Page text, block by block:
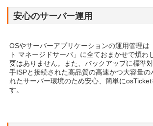
安心のサーバー運用
OSやサーバーアプリケーションの運用管理は
ト マネージドサーバ」に全ておまかせで煩わ
要はありません。また、バックアップに標準
手ISPと接続された高品質の高速かつ大容量
れたサーバー環境のため安心、簡単にosTicket
す。